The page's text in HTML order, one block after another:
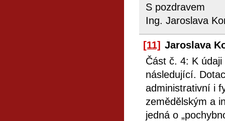
S pozdravem
Ing. Jaroslava
[11] Jaroslava
Část č. 4: K
následující.
administrativní i
zemědělským a
jedná o